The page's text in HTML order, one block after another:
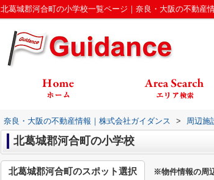
北葛城郡河合町の小学校一覧ページ｜奈良・大阪の不動産
奈良・大阪の不動産情報｜株式会社ガイダンス > 周辺施
北葛城郡河合町の小学校
※物件情報の周
北葛城郡河合町のスポット選択